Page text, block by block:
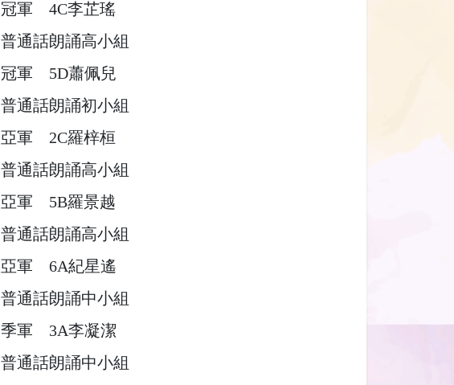
冠軍 4C李芷瑤
普通話朗誦高小組
冠軍 5D蕭佩兒
普通話朗誦初小組
亞軍 2C羅梓桓
普通話朗誦高小組
亞軍 5B羅景越
普通話朗誦高小組
亞軍 6A紀星遙
普通話朗誦中小組
季軍 3A李凝潔
普通話朗誦中小組